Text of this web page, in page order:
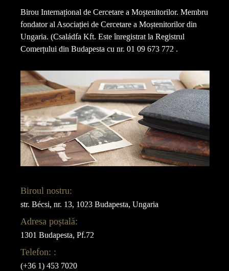
Birou Internațional de Cercetare a Moștenitorilor. Membru
fondator al Asociației de Cercetare a Moștenitorilor din
Ungaria. (Családfa Kft. Este înregistrat la Registrul
Comerțului din Budapesta cu nr. 01 09 673 772 .
Biroul nostru:
str. Bécsi, nr. 13, 1023 Budapesta, Ungaria
Adresa poștală:
1301 Budapesta, Pf.72
Telefon: :
(+36 1) 453 7020